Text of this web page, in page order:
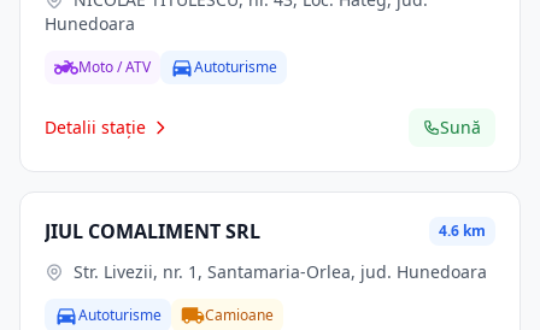
Hunedoara
Moto / ATV Autoturisme
Detalii stație Sună
JIUL COMALIMENT SRL 4.6 km
Str. Livezii, nr. 1, Santamaria-Orlea, jud. Hunedoara
Autoturisme Camioane